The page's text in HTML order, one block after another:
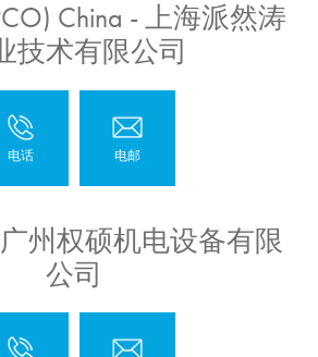
China - 上海派然涛
技术有限公司
州权硕机电设备有限
公司